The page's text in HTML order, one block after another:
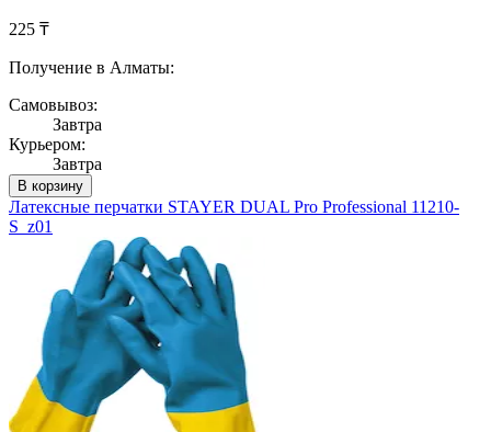
225 ₸
Получение в Алматы:
Самовывоз:
Завтра
Курьером:
Завтра
В корзину
Латексные перчатки STAYER DUAL Pro Professional 11210-
S_z01